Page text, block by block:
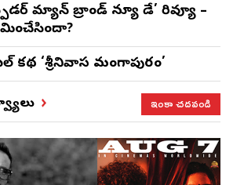
మ్యాన్ బ్రాండ్ న్యూ డే’ రివ్యూ –
కథ ‘శ్రీనివాస మంగాపురం’
ఇంకా చదవండి